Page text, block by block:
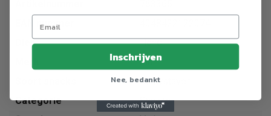
EAN nummer
Dier
Hond
8in1
Kauwstaven
Categorie
Snacks
Inschrijven
Nee, bedankt